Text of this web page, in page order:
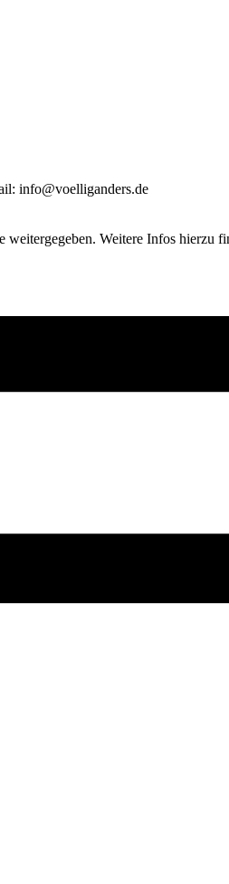
info@voelliganders.de
Weitere Infos hierzu